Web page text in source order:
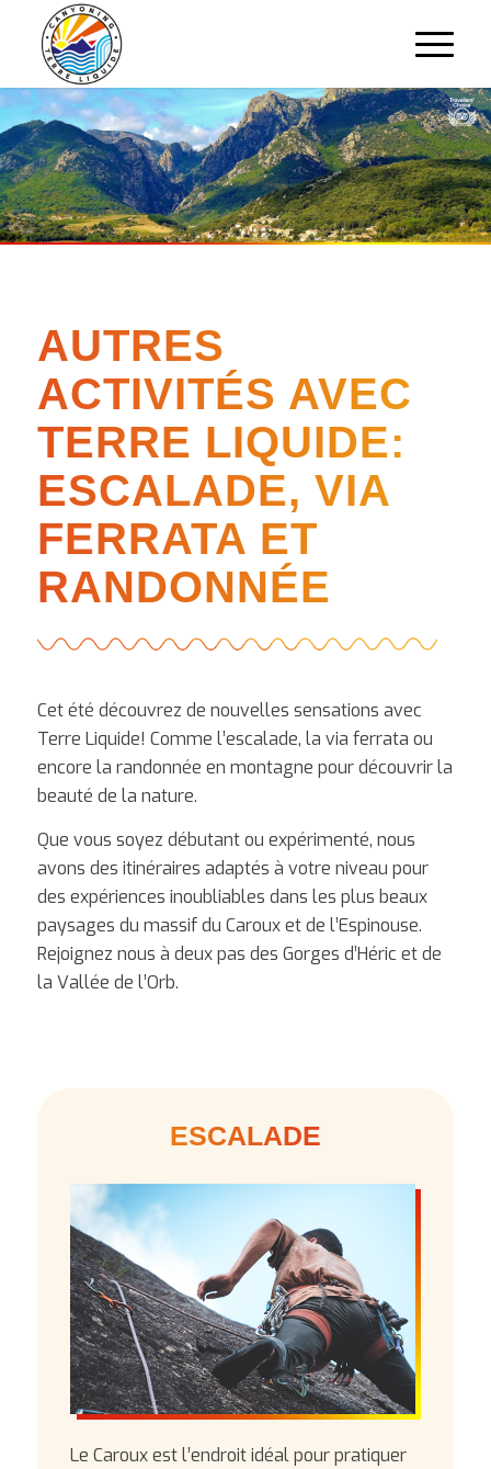
AUTRES
ACTIVITÉS AVEC
TERRE LIQUIDE:
ESCALADE, VIA
FERRATA ET
RANDONNÉE
Cet été découvrez de nouvelles sensations avec
Terre Liquide! Comme l’escalade, la via ferrata ou
encore la randonnée en montagne pour découvrir la
beauté de la nature.
Que vous soyez débutant ou expérimenté, nous
avons des itinéraires adaptés à votre niveau pour
des expériences inoubliables dans les plus beaux
paysages du massif du Caroux et de l’Espinouse.
Rejoignez nous à deux pas des Gorges d’Héric et de
la Vallée de l’Orb.
ESCALADE
Le Caroux est l’endroit idéal pour pratiquer